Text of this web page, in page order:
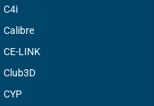
C4i
Calibre
CE-LINK
Club3D
CYP